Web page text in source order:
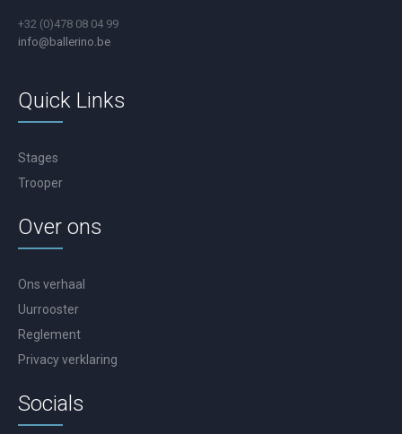
+32 (0)478 08 04 99
info@ballerino.be
Quick Links
Stages
Trooper
Over ons
Ons verhaal
Uurrooster
Reglement
Privacy verklaring
Socials